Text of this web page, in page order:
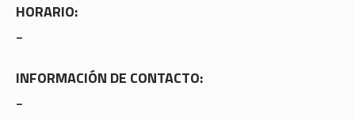
HORARIO:
–
INFORMACIÓN DE CONTACTO:
–